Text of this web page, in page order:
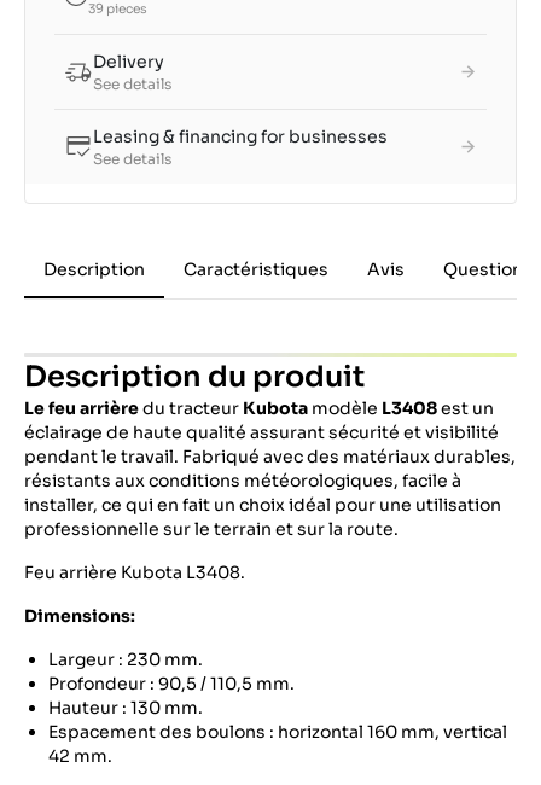
39 pieces
Delivery
See details
Leasing & financing for businesses
See details
Description Caractéristiques Avis Questions
Description du produit
Le feu arrièredu tracteur Kubota modèle L3408est un
éclairage de haute qualité assurant sécurité et visibilité
pendant le travail. Fabriqué avec des matériaux durables,
résistants aux conditions météorologiques, facile à
installer, ce qui en fait un choix idéal pour une utilisation
professionnelle sur le terrain et sur la route.
Feu arrière Kubota L3408.
Dimensions:
Largeur : 230 mm.
Profondeur : 90,5 / 110,5 mm.
Hauteur : 130 mm.
Espacement des boulons : horizontal 160 mm, vertical
42 mm.